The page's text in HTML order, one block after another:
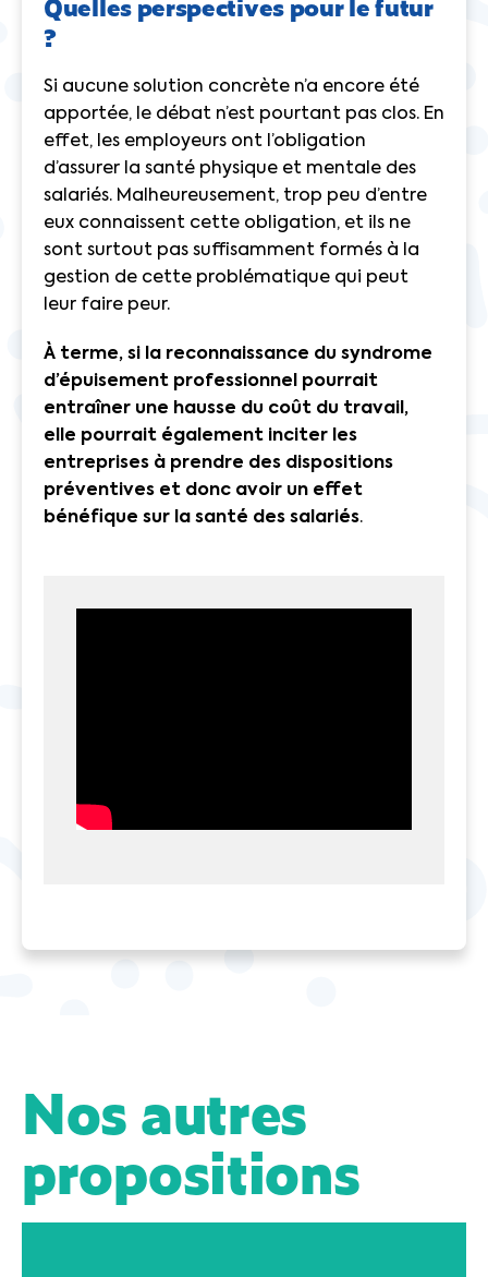
?
Si aucune solution concrète n’a encore été
apportée, le débat n’est pourtant pas clos. En
effet, les employeurs ont l’obligation
d’assurer la santé physique et mentale des
salariés. Malheureusement, trop peu d’entre
eux connaissent cette obligation, et ils ne
sont surtout pas suffisamment formés à la
gestion de cette problématique qui peut
leur faire peur.
À terme, si la reconnaissance du syndrome
d’épuisement professionnel pourrait
entraîner une hausse du coût du travail,
elle pourrait également inciter les
entreprises à prendre des dispositions
préventives et donc avoir un effet
bénéfique sur la santé des salariés.
Nos autres
propositions